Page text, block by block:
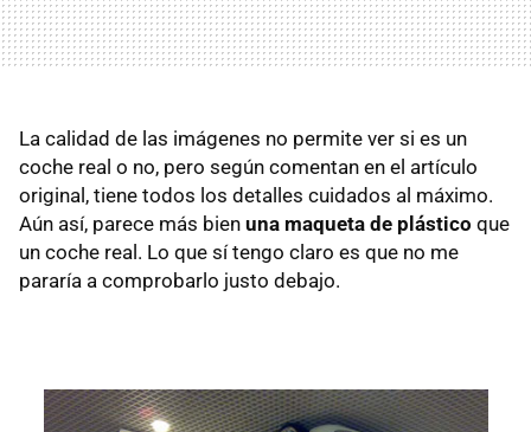
La calidad de las imágenes no permite ver si es un
coche real o no, pero según comentan en el artículo
original, tiene todos los detalles cuidados al máximo.
Aún así, parece más bien una maqueta de plástico que
un coche real. Lo que sí tengo claro es que no me
pararía a comprobarlo justo debajo.